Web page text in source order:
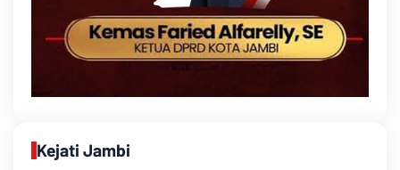
Kejati Jambi